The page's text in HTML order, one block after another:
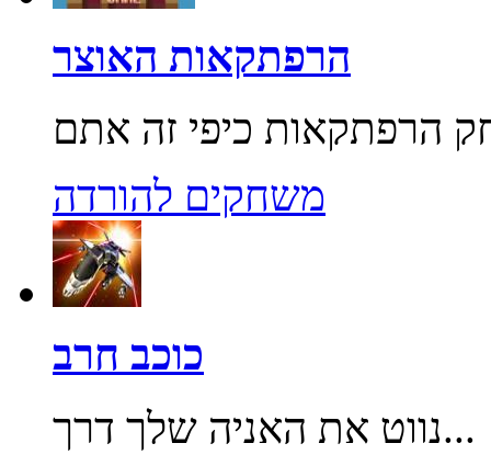
הרפתקאות האוצר
משחקים להורדה
כוכב חרב
נווט את האניה שלך דרך...